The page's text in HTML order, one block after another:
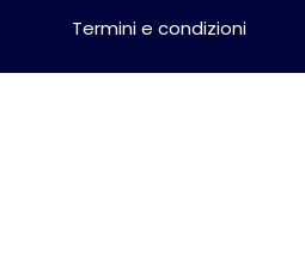
Termini e condizioni